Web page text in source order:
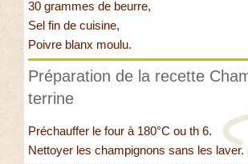
30 grammes de beurre,
Sel fin de cuisine,
Poivre blanx moulu.
Préparation de la recette
terrine
Préchauffer le four à 180°C ou th 6.
Nettoyer les champignons sans les laver.